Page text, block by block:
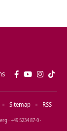
· +49 5234 87‑0 ·
Sitemap RSS